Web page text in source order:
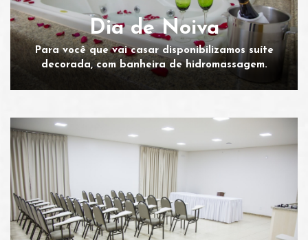
Dia de Noiva
Para você que vai casar disponibilizamos suíte
decorada, com banheira de hidromassagem.